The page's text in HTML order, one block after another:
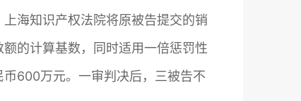
海知识产权法院将原被告提交的销
的计算基数，同时适用一倍惩罚性
600万元。一审判决后，三被告不